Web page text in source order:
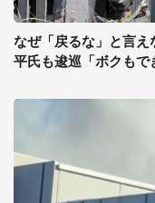
なぜ「戻るな」と言
平氏も逡巡「ボクもで